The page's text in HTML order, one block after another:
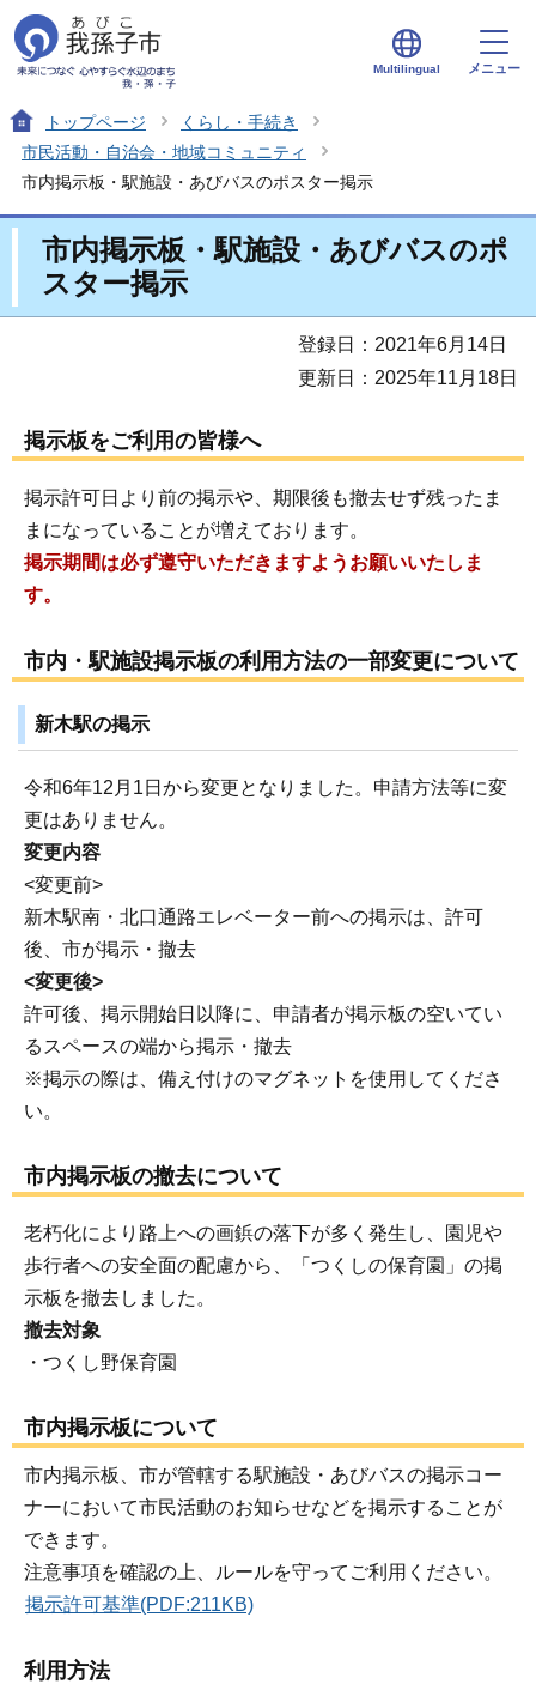
Multilingual メニュー
トップページ
くらし・手続き
市民活動・自治会・地域コミュニティ
市内掲示板・駅施設・あびバスのポスター掲示
市内掲示板・駅施設・あびバスのポ
スター掲示
登録日：2021年6月14日
更新日：2025年11月18日
掲示板をご利用の皆様へ
掲示許可日より前の掲示や、期限後も撤去せず残ったま
まになっていることが増えております。
掲示期間は必ず遵守いただきますようお願いいたしま
す。
市内・駅施設掲示板の利用方法の一部変更について
新木駅の掲示
令和6年12月1日から変更となりました。申請方法等に変
更はありません。
変更内容
<変更前>
新木駅南・北口通路エレベーター前への掲示は、許可
後、市が掲示・撤去
<変更後>
許可後、掲示開始日以降に、申請者が掲示板の空いてい
るスペースの端から掲示・撤去
※掲示の際は、備え付けのマグネットを使用してくださ
い。
市内掲示板の撤去について
老朽化により路上への画鋲の落下が多く発生し、園児や
歩行者への安全面の配慮から、「つくしの保育園」の掲
示板を撤去しました。
撤去対象
・つくし野保育園
市内掲示板について
市内掲示板、市が管轄する駅施設・あびバスの掲示コー
ナーにおいて市民活動のお知らせなどを掲示することが
できます。
注意事項を確認の上、ルールを守ってご利用ください。
掲示許可基準(PDF:211KB)
利用方法